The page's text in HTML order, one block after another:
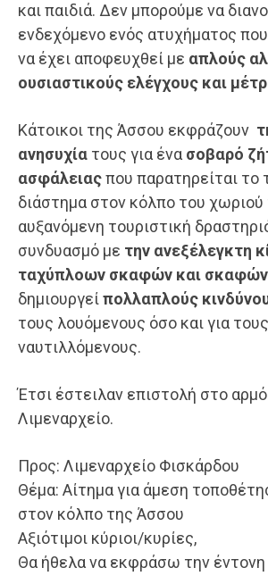
και παιδιά. Δεν μπορούμε να
ενδεχόμενο ενός ατυχήματος
να έχει αποφευχθεί με απλούς
ουσιαστικούς ελέγχους και
Κάτοικοι της Άσσου εκφράζουν
ανησυχία τους για ένα σοβαρό
ασφάλειαςπου παρατηρείται το
διάστημα στον κόλπο του χωριού
αυξανόμενη τουριστική
συνδυασμό με την ανεξέλεγκτη
ταχύπλοων σκαφών και
δημιουργείπολλαπλούς
τους λουόμενους όσο και για
ναυτιλλόμενους.
Έτσι έστειλαν επιστολή στο
Λιμεναρχείο.
Προς: Λιμεναρχείο Φισκάρδου
Θέμα: Αίτημα για άμεση
στον κόλπο της Άσσου
Αξιότιμοι κύριοι/κυρίες,
Θα ήθελα να εκφράσω την έντονη